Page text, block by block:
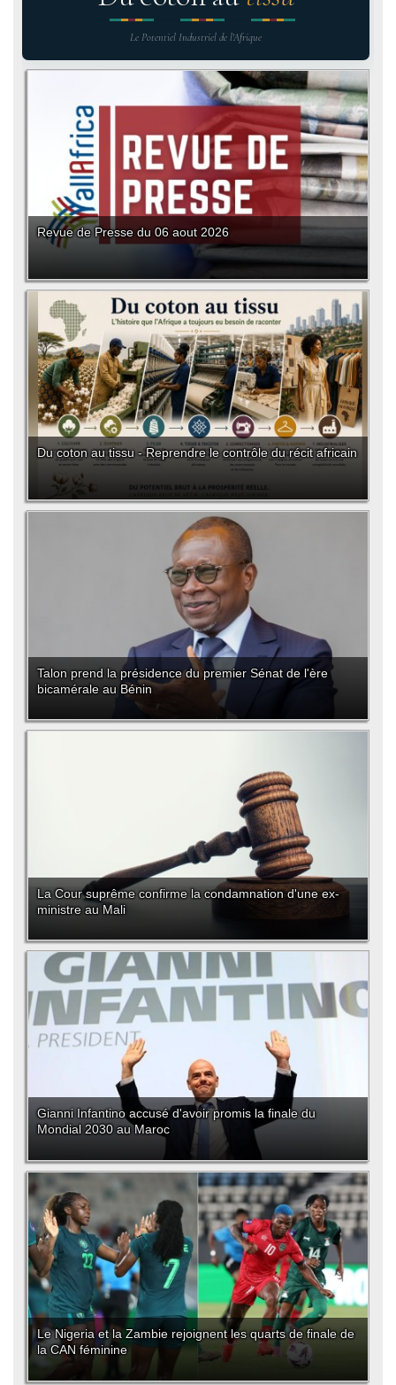
Le Potentiel Industriel de l'Afrique
Revue de Presse du 06 aout 2026
Du coton au tissu - Reprendre le contrôle du récit africain
Talon prend la présidence du premier Sénat de l'ère
bicamérale au Bénin
La Cour suprême confirme la condamnation d'une ex-
ministre au Mali
Gianni Infantino accusé d'avoir promis la finale du
Mondial 2030 au Maroc
Le Nigeria et la Zambie rejoignent les quarts de finale de
la CAN féminine